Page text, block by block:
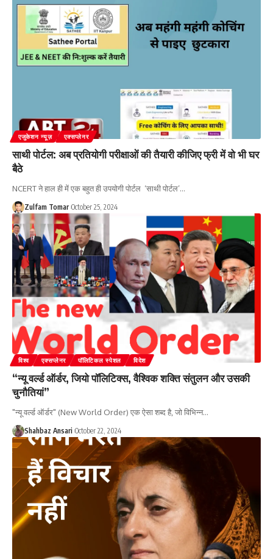
एजुकेशन न्यूज़ एक्सप्लेनर
साथी पोर्टल: अब प्रतियोगी परीक्षाओं की तैयारी कीजिए फ्री में वो भी घर
बैठे
NCERT ने हाल ही में एक बहुत ही उपयोगी पोर्टल ‘साथी पोर्टल’…
Zulfam Tomar October 25, 2024
विश्व एक्सप्लेनर पॉलिटिकल स्पेशल विदेश
“न्यू वर्ल्ड ऑर्डर, जियो पॉलिटिक्स, वैश्विक शक्ति संतुलन और उसकी
चुनौतियां”
"न्यू वर्ल्ड ऑर्डर" (New World Order) एक ऐसा शब्द है, जो विभिन्न…
Shahbaz Ansari October 22, 2024